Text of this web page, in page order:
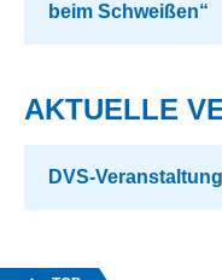
beim Schweißen“
AKTUELLE
DVS-